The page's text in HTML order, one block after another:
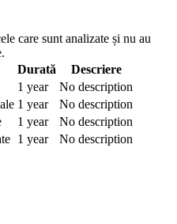
care sunt analizate și nu au
Durată
Descriere
1 year
No description
1 year
No description
1 year
No description
1 year
No description